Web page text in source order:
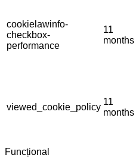
cookielawinfo-
checkbox-
performance
11
months
viewed_cookie_policy
11
months
Funcțional